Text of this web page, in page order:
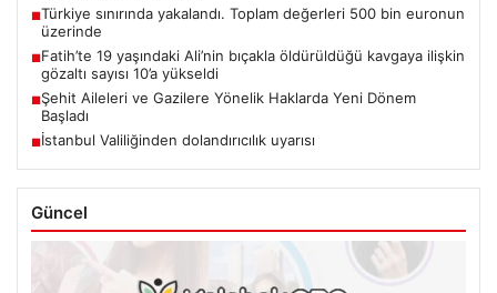
■Türkiye sınırında yakalandı. Toplam değerleri 500 bin euronun
üzerinde
■Fatih’te 19 yaşındaki Ali’nin bıçakla öldürüldüğü kavgaya ilişkin
gözaltı sayısı 10’a yükseldi
■Şehit Aileleri ve Gazilere Yönelik Haklarda Yeni Dönem
Başladı
■İstanbul Valiliğinden dolandırıcılık uyarısı
Güncel